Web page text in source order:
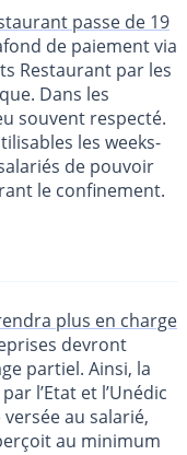
passe de 19
de paiement via
Restaurant par les
Dans les
souvent respecté.
les weeks-
de pouvoir
le confinement.
plus en charge
devront
partiel. Ainsi, la
l’Etat et l’Unédic
versée au salarié,
au minimum